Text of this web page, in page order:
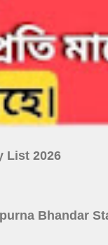
List 2026
Annapurna